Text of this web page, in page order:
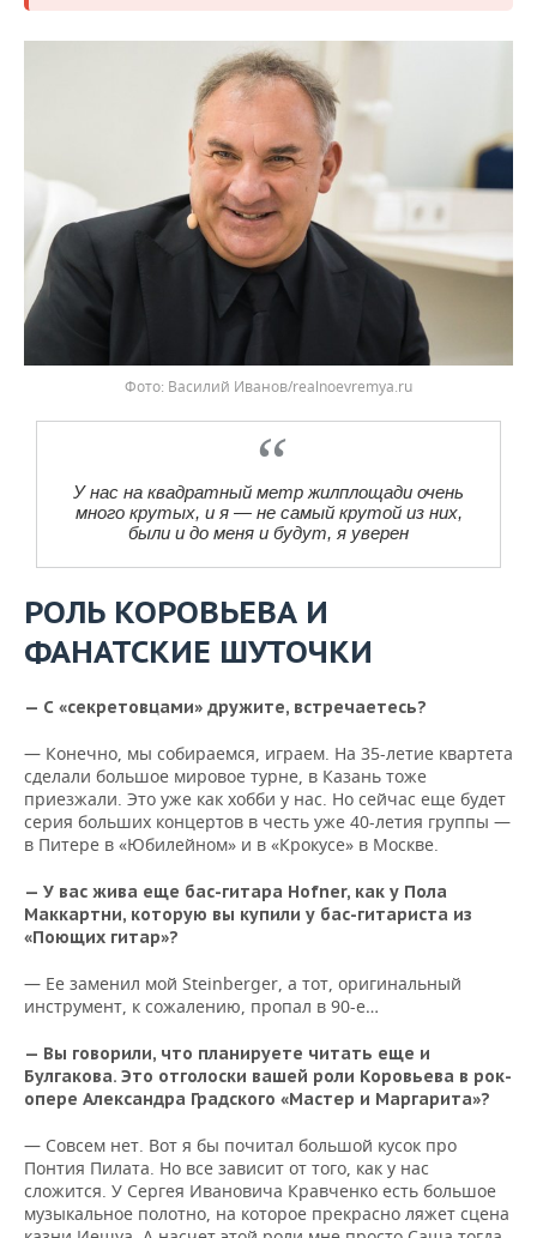
Василий Иванов/realnoevremya.ru
У нас на квадратный метр жилплощади очень
много крутых, и я — не самый крутой из них,
были и до меня и будут, я уверен
РОЛЬ КОРОВЬЕВА И
ФАНАТСКИЕ ШУТОЧКИ
— С «секретовцами» дружите, встречаетесь?
— Конечно, мы собираемся, играем. На 35-летие квартета
сделали большое мировое турне, в Казань тоже
приезжали. Это уже как хобби у нас. Но сейчас еще будет
серия больших концертов в честь уже 40-летия группы —
в Питере в «Юбилейном» и в «Крокусе» в Москве.
— У вас жива еще бас-гитара Hofner, как у Пола
Маккартни, которую вы купили у бас-гитариста из
«Поющих гитар»?
— Ее заменил мой Steinberger, а тот, оригинальный
инструмент, к сожалению, пропал в 90-е…
— Вы говорили, что планируете читать еще и
Булгакова. Это отголоски вашей роли Коровьева в рок-
опере Александра Градского «Мастер и Маргарита»?
— Совсем нет. Вот я бы почитал большой кусок про
Понтия Пилата. Но все зависит от того, как у нас
сложится. У Сергея Ивановича Кравченко есть большое
музыкальное полотно, на которое прекрасно ляжет сцена